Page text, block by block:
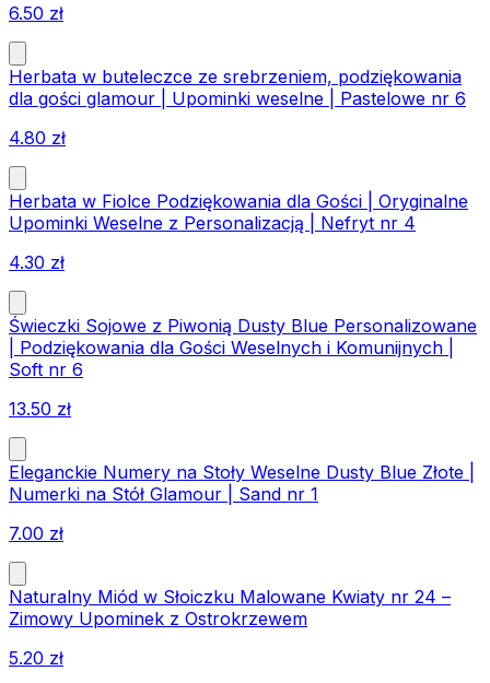
6.50 zł
Herbata w buteleczce ze srebrzeniem, podziękowania
dla gości glamour | Upominki weselne | Pastelowe nr 6
4.80 zł
Herbata w Fiolce Podziękowania dla Gości | Oryginalne
Upominki Weselne z Personalizacją | Nefryt nr 4
4.30 zł
Świeczki Sojowe z Piwonią Dusty Blue Personalizowane
| Podziękowania dla Gości Weselnych i Komunijnych |
Soft nr 6
13.50 zł
Eleganckie Numery na Stoły Weselne Dusty Blue Złote |
Numerki na Stół Glamour | Sand nr 1
7.00 zł
Naturalny Miód w Słoiczku Malowane Kwiaty nr 24 –
Zimowy Upominek z Ostrokrzewem
5.20 zł